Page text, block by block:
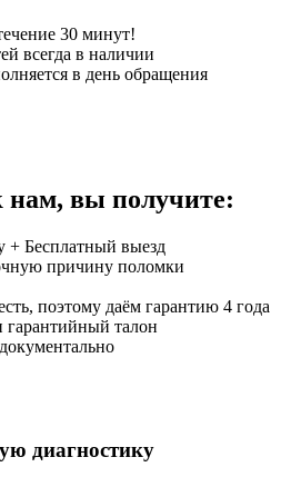
30 минут!
всегда в наличии
в день обращения
нам, вы получите:
+ Бесплатный выезд
причину поломки
поэтому даём гарантию 4 года
талон
диагностику